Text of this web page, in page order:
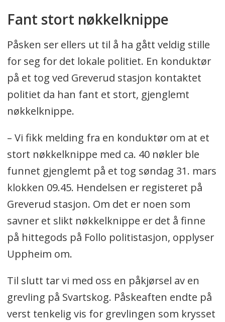
Fant stort nøkkelknippe
Påsken ser ellers ut til å ha gått veldig stille
for seg for det lokale politiet. En konduktør
på et tog ved Greverud stasjon kontaktet
politiet da han fant et stort, gjenglemt
nøkkelknippe.
– Vi fikk melding fra en konduktør om at et
stort nøkkelknippe med ca. 40 nøkler ble
funnet gjenglemt på et tog søndag 31. mars
klokken 09.45. Hendelsen er registeret på
Greverud stasjon. Om det er noen som
savner et slikt nøkkelknippe er det å finne
på hittegods på Follo politistasjon, opplyser
Uppheim om.
Til slutt tar vi med oss en påkjørsel av en
grevling på Svartskog. Påskeaften endte på
verst tenkelig vis for grevlingen som krysset